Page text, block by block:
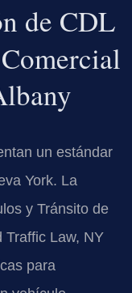
de CDL
un estándar
York. La
y Tránsito de
Traffic Law, NY
para